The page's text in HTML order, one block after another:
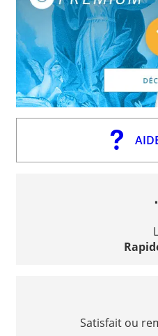
Satisfait ou